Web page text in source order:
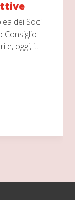
dei Soci
Consiglio
e, oggi, i…